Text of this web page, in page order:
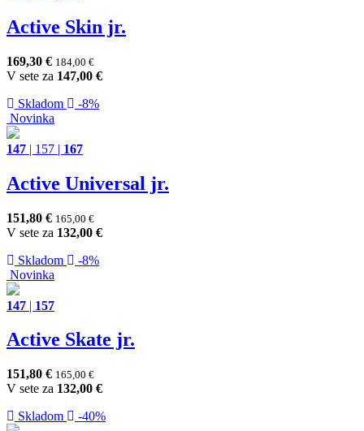
Active Skin jr.
169,30 € 184,00 €
V sete za 147,00 €
Skladom
-8%
Novinka
147 | 157 | 167
Active Universal jr.
151,80 € 165,00 €
V sete za 132,00 €
Skladom
-8%
Novinka
147 | 157
Active Skate jr.
151,80 € 165,00 €
V sete za 132,00 €
Skladom
-40%